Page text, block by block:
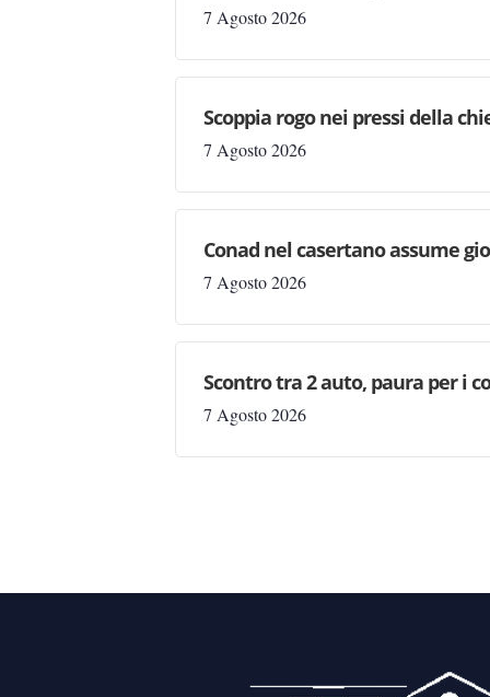
7 Agosto 2026
Scoppia rogo nei pressi della
7 Agosto 2026
Conad nel casertano assume
7 Agosto 2026
Scontro tra 2 auto, paura per i
7 Agosto 2026